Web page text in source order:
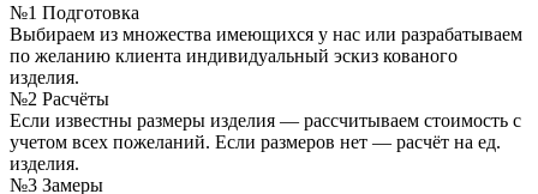
№1 Подготовка
Выбираем из множества имеющихся у нас или разрабатываем
по желанию клиента индивидуальный эскиз кованого
изделия.
№2 Расчёты
Если известны размеры изделия — рассчитываем стоимость с
учетом всех пожеланий. Если размеров нет — расчёт на ед.
изделия.
№3 Замеры